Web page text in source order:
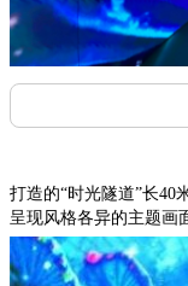
打造的“时光隧道”长40
呈现风格各异的主题画